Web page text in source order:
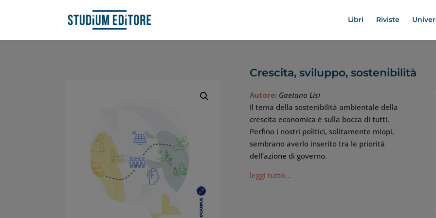
Libri Riviste
Crescita, sviluppo, sostenibilità
Autore: Gaetano Lisi
Il tema della sostenibilità ambientale della
crescita economica è sulla bocca di tutti.
Perfino i nostri politici, solitamente miopi,
sembrano averlo inserito tra le priorità
dell’azione di governo.
leggi tutto…